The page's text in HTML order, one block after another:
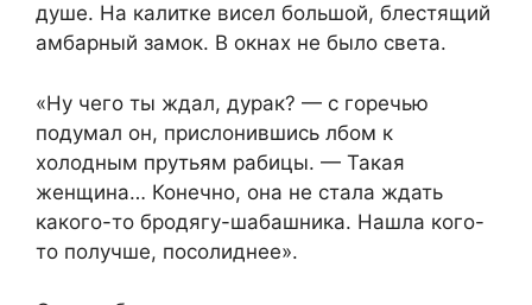
душе. На калитке висел большой, блестящий
амбарный замок. В окнах не было света.
«Ну чего ты ждал, дурак? — с горечью
подумал он, прислонившись лбом к
холодным прутьям рабицы. — Такая
женщина… Конечно, она не стала ждать
какого-то бродягу-шабашника. Нашла кого-
то получше, посолиднее».